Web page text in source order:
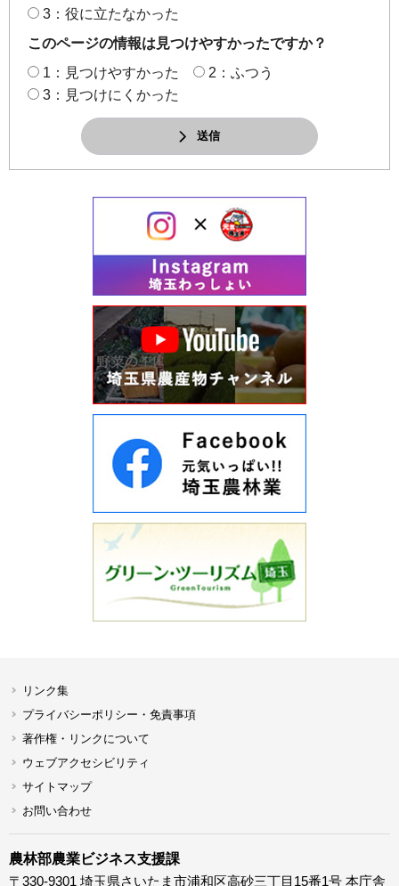
3：役に立たなかった
このページの情報は見つけやすかったですか？
1：見つけやすかった
2：ふつう
3：見つけにくかった
送信
リンク集
プライバシーポリシー・免責事項
著作権・リンクについて
ウェブアクセシビリティ
サイトマップ
お問い合わせ
農林部農業ビジネス支援課
〒330-9301 埼玉県さいたま市浦和区高砂三丁目15番1号 本庁舎